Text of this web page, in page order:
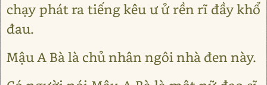
chạy phát ra tiếng kêu ư ử rền rĩ đầy khổ
đau.
Mậu A Bà là chủ nhân ngôi nhà đen này.